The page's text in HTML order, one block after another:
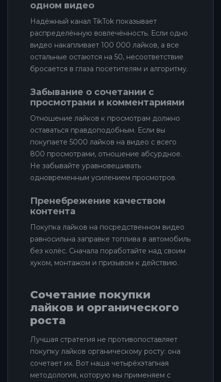
одном видео
Надёжный канал TikTok показывает
распределённую вовлечённость. Если одно
видео накапливает 100 000 лайков, а все
остальные остаются на 50, несоответствие
бросается в глаза посетителям и алгоритму.
Забывание о сочетании с
просмотрами и комментариями
Отношение лайков к просмотрам должно
оставаться правдоподобным. Если вы
покупаете 5000 лайков на видео с всего
800 просмотрами, отношение абсурдное.
Не забывайте уравновешивать
одновременным усилением просмотров.
Пренебрежение качеством
контента
Покупка лайков на посредственном видео
равносильна заправке топлива в автомобиль
без колёс. Сначала поработайте над своим
хуком, монтажом и призывом к действию.
Сочетание покупки
лайков и органического
роста
Лучшая стратегия не противопоставляет
покупку лайков органическому росту: она
сочетает их. Вот наша четырёхэтапная
методология, которую мы применяем с